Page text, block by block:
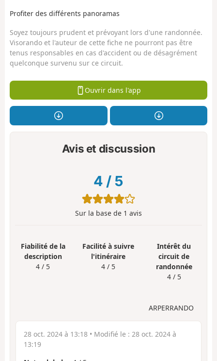
Profiter des différents panoramas
Soyez toujours prudent et prévoyant lors d'une randonnée.
Visorando et l'auteur de cette fiche ne pourront pas être
tenus responsables en cas d'accident ou de désagrément
quelconque survenu sur ce circuit.
Ouvrir dans l'app
Avis et discussion
4 / 5
Sur la base de 1 avis
Fiabilité de la
description
4 / 5
Facilité à suivre
l'itinéraire
4 / 5
Intérêt du
circuit de
randonnée
4 / 5
ARPERRANDO
28 oct. 2024 à 13:18 • Modifié le : 28 oct. 2024 à
13:19